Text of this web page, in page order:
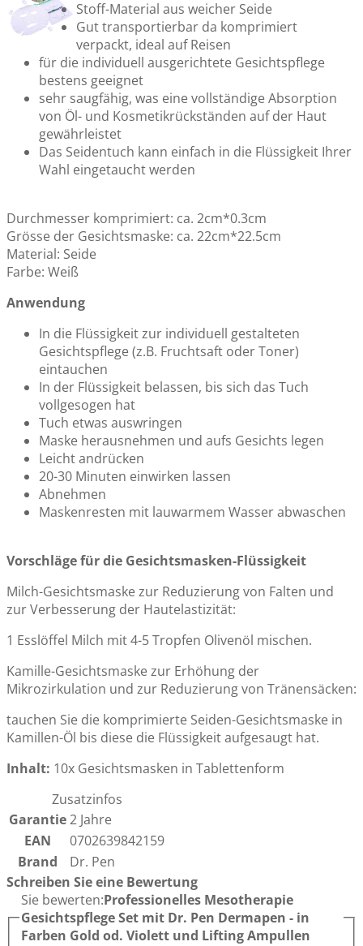
Stoff-Material aus weicher Seide
Gut transportierbar da komprimiert
verpackt, ideal auf Reisen
für die individuell ausgerichtete Gesichtspflege
bestens geeignet
sehr saugfähig, was eine vollständige Absorption
von Öl- und Kosmetikrückständen auf der Haut
gewährleistet
Das Seidentuch kann einfach in die Flüssigkeit Ihrer
Wahl eingetaucht werden
Durchmesser komprimiert: ca. 2cm*0.3cm
Grösse der Gesichtsmaske: ca. 22cm*22.5cm
Material: Seide
Farbe: Weiß
Anwendung
In die Flüssigkeit zur individuell gestalteten
Gesichtspflege (z.B. Fruchtsaft oder Toner)
eintauchen
In der Flüssigkeit belassen, bis sich das Tuch
vollgesogen hat
Tuch etwas auswringen
Maske herausnehmen und aufs Gesichts legen
Leicht andrücken
20-30 Minuten einwirken lassen
Abnehmen
Maskenresten mit lauwarmem Wasser abwaschen
Vorschläge für die Gesichtsmasken-Flüssigkeit
Milch-Gesichtsmaske zur Reduzierung von Falten und
zur Verbesserung der Hautelastizität:
1 Esslöffel Milch mit 4-5 Tropfen Olivenöl mischen.
Kamille-Gesichtsmaske zur Erhöhung der
Mikrozirkulation und zur Reduzierung von Tränensäcken:
tauchen Sie die komprimierte Seiden-Gesichtsmaske in
Kamillen-Öl bis diese die Flüssigkeit aufgesaugt hat.
Inhalt: 10x Gesichtsmasken in Tablettenform
Zusatzinfos
Garantie2 Jahre
EAN
0702639842159
Brand
Dr. Pen
Schreiben Sie eine Bewertung
Sie bewerten:Professionelles Mesotherapie
Gesichtspflege Set mit Dr. Pen Dermapen - in
Farben Gold od. Violett und Lifting Ampullen